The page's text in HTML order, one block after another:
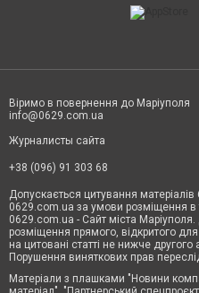
Віримо в повернення до Маріуполя
info@0629.com.ua
Журналисты сайта
+38 (096) 91 303 68
Допускається цитування
0629.com.ua за умови розміщення в
0629.com.ua - Сайт міста
розміщення прямого, відкритого
на цитовані статті не нижче
Порушення виняткових прав
Матеріали з плашками "Новини